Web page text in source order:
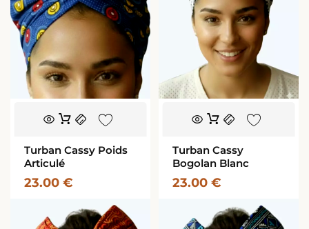
Turban Cassy Poids
Articulé
23.00 €
Turban Cassy
Bogolan Blanc
23.00 €